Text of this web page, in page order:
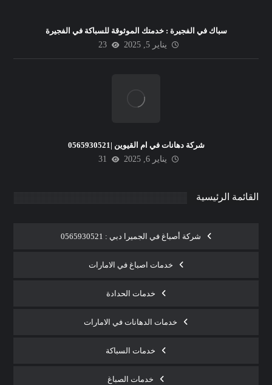
سباك في الفجيرة : خدمتك الموثوقة للسباكة في الفجيرة
يناير 5, 2025
23
شركة دهانات في ام القيوين |0565930521
يناير 6, 2025
31
القائمة الرئيسية
شركة أصباغ في الجميرا دبي : 0565930521
خدمات اصباغ في الامارات
خدمات الحدادة
خدمات الدهانات في الامارات
خدمات السباكة
خدمات الصباغ